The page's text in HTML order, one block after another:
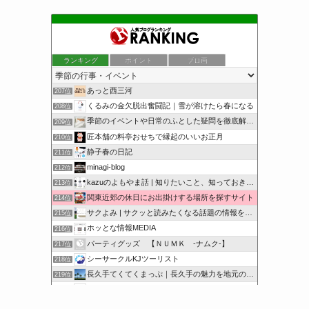
ランキング ポイント ブロ画
207位 あっと西三河
208位 くるみの金欠脱出奮闘記｜雪が溶けたら春になる
209位 季節のイベントや日常のふとした疑問を徹底解説！
210位 匠本舗の料亭おせちで縁起のいいお正月
211位 静子春の日記
212位 minagi-blog
213位 kazuのよもやま話 | 知りたいこと、知っておきたいこと…
214位 関東近郊の休日にお出掛けする場所を探すサイト
215位 サクよみ | サクッと読みたくなる話題の情報を随時発信！
216位 ホッとな情報MEDIA
217位 パーティグッズ 【ＮＵＭＫ -ナムク-】
218位 シーサークルKJツーリスト
219位 長久手てくてくまっぷ｜長久手の魅力を地元の人と訪れる人に